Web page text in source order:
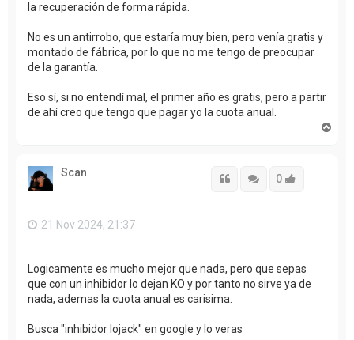
la recuperación de forma rápida.
No es un antirrobo, que estaría muy bien, pero venía gratis y
montado de fábrica, por lo que no me tengo de preocupar
de la garantía.
Eso sí, si no entendí mal, el primer año es gratis, pero a partir
de ahí creo que tengo que pagar yo la cuota anual.
Scan Citar 0
Citar
21 Nov 2024, 21:37
Logicamente es mucho mejor que nada, pero que sepas
que con un inhibidor lo dejan KO y por tanto no sirve ya de
nada, ademas la cuota anual es carisima.
Busca "inhibidor lojack" en google y lo veras